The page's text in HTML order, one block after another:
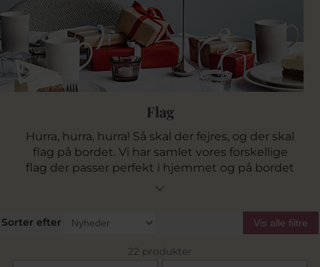
Flag
Hurra, hurra, hurra! Så skal der fejres, og der skal
flag på bordet. Vi har samlet vores forskellige
flag der passer perfekt i hjemmet og på bordet
hvor der skal være fest. Og hvis det skal være
fanebærere fra Kay Bojesen. Find dit næste
bordflag iblandt vores udvalg af flagstange til
bordet lige her.
Sorter efter Vis alle filtre
22 produkter